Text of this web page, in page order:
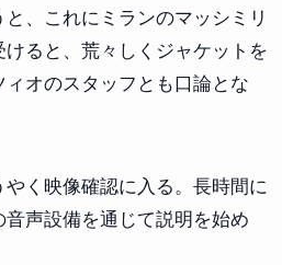
、これにミランのマッシミリ
ると、荒々しくジャケットを
オのスタッフとも口論とな
く映像確認に入る。長時間に
声設備を通じて説明を始め